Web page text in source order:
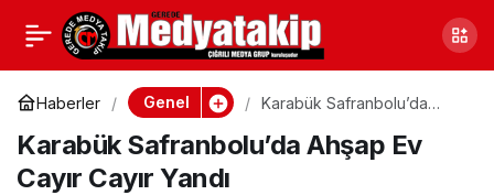
Haberler Genel
Karabük Safranbolu’da
Karabük Safranbolu’da Ahşap Ev
Cayır Cayır Yandı
Uyuşturucu İçin Evde
Toplandılar: Gece
Ölümle Sonuçlandı
Paylaş